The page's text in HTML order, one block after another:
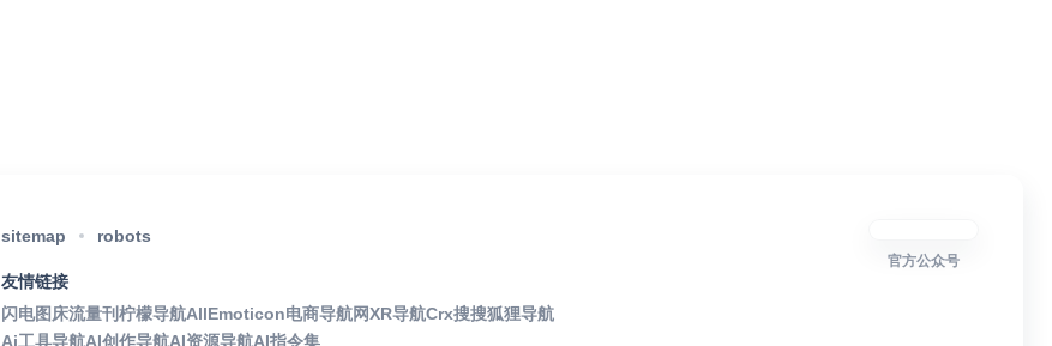
sitemap robots
友情链接
闪电图床流量刊柠檬导航AllEmoticon电商导航网XR导航Crx搜搜狐狸导航
Ai工具导航AI创作导航AI资源导航AI指令集
官方公众号